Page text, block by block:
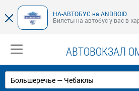
НА-АВТОБУС на ANDROID
Билеты на автобус у вас в
АВТОВОКЗАЛ